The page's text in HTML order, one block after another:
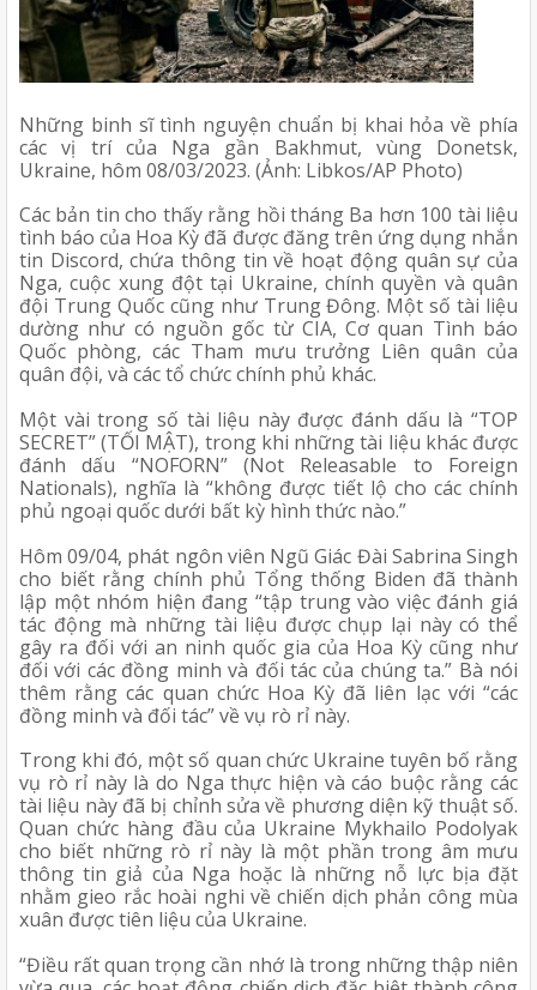
Những binh sĩ tình nguyện chuẩn bị khai hỏa về phía
các vị trí của Nga gần Bakhmut, vùng Donetsk,
Ukraine, hôm 08/03/2023. (Ảnh: Libkos/AP Photo)
Các bản tin cho thấy rằng hồi tháng Ba hơn 100 tài liệu
tình báo của Hoa Kỳ đã được đăng trên ứng dụng nhắn
tin Discord, chứa thông tin về hoạt động quân sự của
Nga, cuộc xung đột tại Ukraine, chính quyền và quân
đội Trung Quốc cũng như Trung Đông. Một số tài liệu
dường như có nguồn gốc từ CIA, Cơ quan Tình báo
Quốc phòng, các Tham mưu trưởng Liên quân của
quân đội, và các tổ chức chính phủ khác.
Một vài trong số tài liệu này được đánh dấu là “TOP
SECRET” (TỐI MẬT), trong khi những tài liệu khác được
đánh dấu “NOFORN” (Not Releasable to Foreign
Nationals), nghĩa là “không được tiết lộ cho các chính
phủ ngoại quốc dưới bất kỳ hình thức nào.”
Hôm 09/04, phát ngôn viên Ngũ Giác Đài Sabrina Singh
cho biết rằng chính phủ Tổng thống Biden đã thành
lập một nhóm hiện đang “tập trung vào việc đánh giá
tác động mà những tài liệu được chụp lại này có thể
gây ra đối với an ninh quốc gia của Hoa Kỳ cũng như
đối với các đồng minh và đối tác của chúng ta.” Bà nói
thêm rằng các quan chức Hoa Kỳ đã liên lạc với “các
đồng minh và đối tác” về vụ rò rỉ này.
Trong khi đó, một số quan chức Ukraine tuyên bố rằng
vụ rò rỉ này là do Nga thực hiện và cáo buộc rằng các
tài liệu này đã bị chỉnh sửa về phương diện kỹ thuật số.
Quan chức hàng đầu của Ukraine Mykhailo Podolyak
cho biết những rò rỉ này là một phần trong âm mưu
thông tin giả của Nga hoặc là những nỗ lực bịa đặt
nhằm gieo rắc hoài nghi về chiến dịch phản công mùa
xuân được tiên liệu của Ukraine.
“Điều rất quan trọng cần nhớ là trong những thập niên